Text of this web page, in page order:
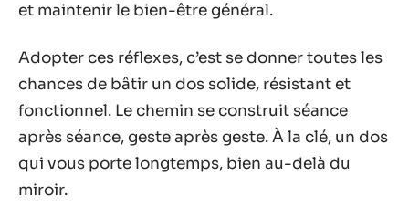
et maintenir le bien-être général.
Adopter ces réflexes, c’est se donner toutes les
chances de bâtir un dos solide, résistant et
fonctionnel. Le chemin se construit séance
après séance, geste après geste. À la clé, un dos
qui vous porte longtemps, bien au-delà du
miroir.